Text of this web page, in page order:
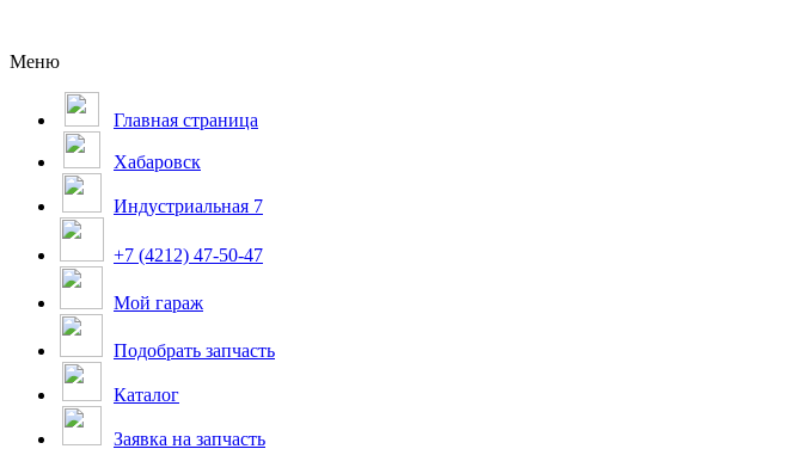
Меню
Главная страница
Хабаровск
Индустриальная 7
+7 (4212) 47-50-47
Мой гараж
Подобрать запчасть
Каталог
Заявка на запчасть